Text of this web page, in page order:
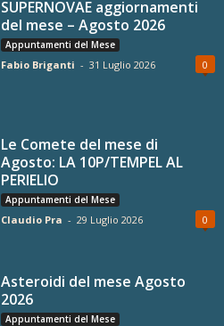
SUPERNOVAE aggiornamenti
del mese – Agosto 2026
Appuntamenti del Mese
Fabio Briganti - 31 Luglio 2026 0
Le Comete del mese di
Agosto: LA 10P/TEMPEL AL
PERIELIO
Appuntamenti del Mese
Claudio Pra - 29 Luglio 2026 0
Asteroidi del mese Agosto
2026
Appuntamenti del Mese